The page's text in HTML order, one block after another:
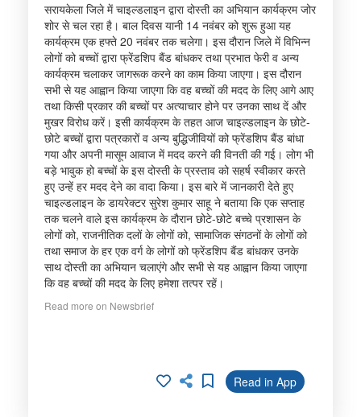
सरायकेला जिले में चाइल्डलाइन द्वारा दोस्ती का अभियान कार्यक्रम जोर
शोर से चल रहा है। बाल दिवस यानी 14 नवंबर को शुरू हुआ यह
कार्यक्रम एक हफ्ते 20 नवंबर तक चलेगा। इस दौरान जिले में विभिन्न
लोगों को बच्चों द्वारा फ्रेंडशिप बैंड बांधकर तथा प्रभात फेरी व अन्य
कार्यक्रम चलाकर जागरूक करने का काम किया जाएगा। इस दौरान
सभी से यह आह्वान किया जाएगा कि वह बच्चों की मदद के लिए आगे आए
तथा किसी प्रकार की बच्चों पर अत्याचार होने पर उनका साथ दें और
मुखर विरोध करें। इसी कार्यक्रम के तहत आज चाइल्डलाइन के छोटे-
छोटे बच्चों द्वारा पत्रकारों व अन्य बुद्धिजीवियों को फ्रेंडशिप बैंड बांधा
गया और अपनी मासूम आवाज में मदद करने की विनती की गई। लोग भी
बड़े भावुक हो बच्चों के इस दोस्ती के प्रस्ताव को सहर्ष स्वीकार करते
हुए उन्हें हर मदद देने का वादा किया। इस बारे में जानकारी देते हुए
चाइल्डलाइन के डायरेक्टर सुरेश कुमार साहू ने बताया कि एक सप्ताह
तक चलने वाले इस कार्यक्रम के दौरान छोटे-छोटे बच्चे प्रशासन के
लोगों को, राजनीतिक दलों के लोगों को, सामाजिक संगठनों के लोगों को
तथा समाज के हर एक वर्ग के लोगों को फ्रेंडशिप बैंड बांधकर उनके
साथ दोस्ती का अभियान चलाएंगे और सभी से यह आह्वान किया जाएगा
कि वह बच्चों की मदद के लिए हमेशा तत्पर रहें।
Read more on Newsbrief
Read in App